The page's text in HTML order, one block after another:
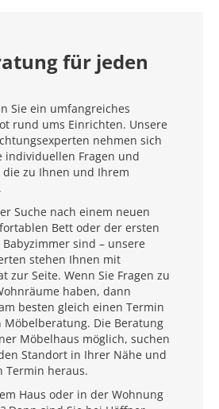
für jeden
Sie ein umfangreiches
rund ums Einrichten. Unsere
nehmen sich
individuellen Fragen und
zu Ihnen und Ihrem
Suche nach einem neuen
Bett oder der ersten
sind – unsere
stehen Ihnen mit
zur Seite. Wenn Sie Fragen zu
haben, dann
besten gleich einen Termin
Die Beratung
Möbelhaus möglich, suchen
Standort in Ihrer Nähe und
Termin heraus.
Haus oder in der Wohnung